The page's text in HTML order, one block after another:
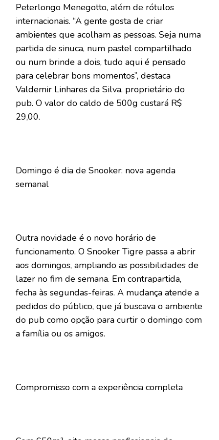
Peterlongo Menegotto, além de rótulos
internacionais. “A gente gosta de criar
ambientes que acolham as pessoas. Seja numa
partida de sinuca, num pastel compartilhado
ou num brinde a dois, tudo aqui é pensado
para celebrar bons momentos”, destaca
Valdemir Linhares da Silva, proprietário do
pub. O valor do caldo de 500g custará R$
29,00.
Domingo é dia de Snooker: nova agenda
semanal
Outra novidade é o novo horário de
funcionamento. O Snooker Tigre passa a abrir
aos domingos, ampliando as possibilidades de
lazer no fim de semana. Em contrapartida,
fecha às segundas-feiras. A mudança atende a
pedidos do público, que já buscava o ambiente
do pub como opção para curtir o domingo com
a família ou os amigos.
Compromisso com a experiência completa